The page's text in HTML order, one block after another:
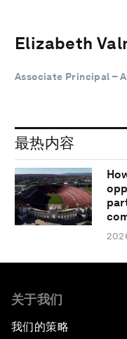
Elizabeth
Associate Principal –
最热内容
关于我们
我们的策略